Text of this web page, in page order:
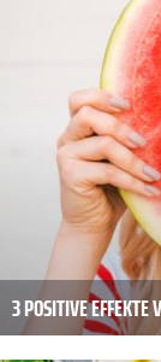
3 POSITIVE